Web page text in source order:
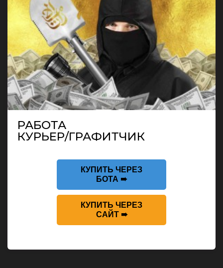
РАБОТА
КУРЬЕР/ГРАФИТЧИК
КУПИТЬ ЧЕРЕЗ
БОТА ➠
КУПИТЬ ЧЕРЕЗ
САЙТ ➠